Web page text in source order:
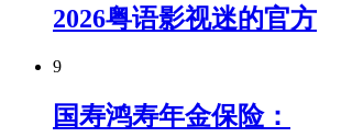
2026粤语影视迷的官方
9
国寿鸿寿年金保险：